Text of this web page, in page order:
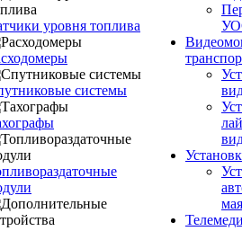
уровня топлива
системы